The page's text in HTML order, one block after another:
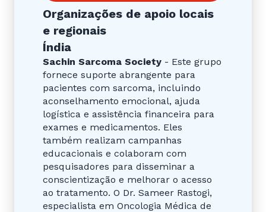
Organizações de apoio locais
e regionais
Índia
Sachin Sarcoma Society - Este grupo
fornece suporte abrangente para
pacientes com sarcoma, incluindo
aconselhamento emocional, ajuda
logística e assistência financeira para
exames e medicamentos. Eles
também realizam campanhas
educacionais e colaboram com
pesquisadores para disseminar a
conscientização e melhorar o acesso
ao tratamento. O Dr. Sameer Rastogi,
especialista em Oncologia Médica de